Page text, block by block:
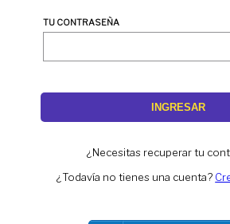
TU CONTRASEÑA
INGRESAR
¿Necesitas recuperar tu
¿Todavía no tienes una cuenta?